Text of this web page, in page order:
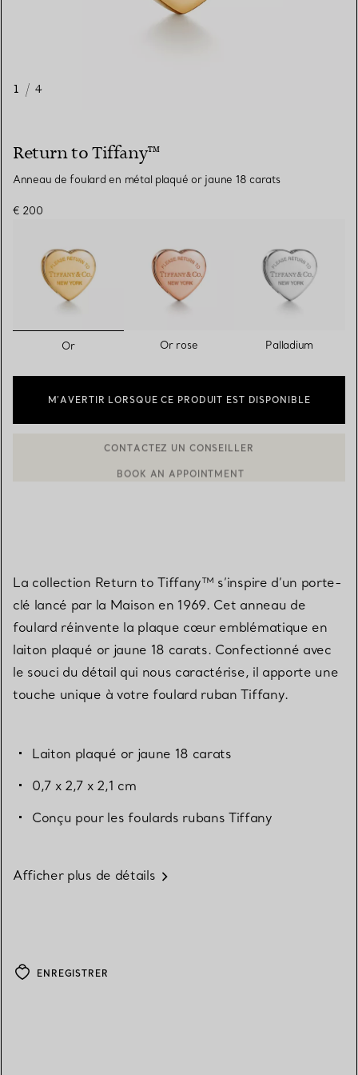
1 / 4
Return to Tiffany™
Anneau de foulard en métal plaqué or jaune 18 carats
€ 200
sélectionnés
Or Or rose Palladium
M’AVERTIR LORSQUE CE PRODUIT EST DISPONIBLE
La collection Return to Tiffany™ s’inspire d’un porte-
clé lancé par la Maison en 1969. Cet anneau de
foulard réinvente la plaque cœur emblématique en
laiton plaqué or jaune 18 carats. Confectionné avec
le souci du détail qui nous caractérise, il apporte une
touche unique à votre foulard ruban Tiffany.
Laiton plaqué or jaune 18 carats
0,7 x 2,7 x 2,1 cm
Conçu pour les foulards rubans Tiffany
Afficher plus de détails
ENREGISTRER